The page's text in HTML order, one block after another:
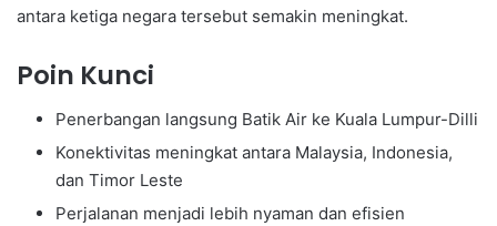
antara ketiga negara tersebut semakin meningkat.
Poin Kunci
Penerbangan langsung Batik Air ke Kuala Lumpur-Dilli
Konektivitas meningkat antara Malaysia, Indonesia,
dan Timor Leste
Perjalanan menjadi lebih nyaman dan efisien